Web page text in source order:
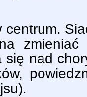
centrum.
nad